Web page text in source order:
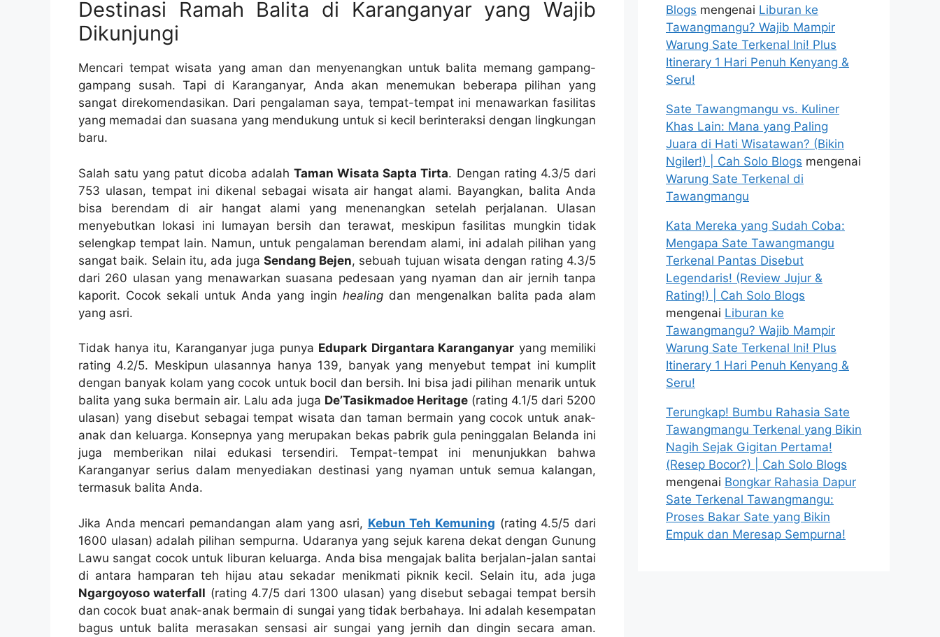
Destinasi Ramah Balita di Karanganyar yang Wajib
Dikunjungi
Mencari tempat wisata yang aman dan menyenangkan untuk balita memang gampang-
gampang susah. Tapi di Karanganyar, Anda akan menemukan beberapa pilihan yang
sangat direkomendasikan. Dari pengalaman saya, tempat-tempat ini menawarkan fasilitas
yang memadai dan suasana yang mendukung untuk si kecil berinteraksi dengan lingkungan
baru.
Salah satu yang patut dicoba adalah Taman Wisata Sapta Tirta. Dengan rating 4.3/5 dari
753 ulasan, tempat ini dikenal sebagai wisata air hangat alami. Bayangkan, balita Anda
bisa berendam di air hangat alami yang menenangkan setelah perjalanan. Ulasan
menyebutkan lokasi ini lumayan bersih dan terawat, meskipun fasilitas mungkin tidak
selengkap tempat lain. Namun, untuk pengalaman berendam alami, ini adalah pilihan yang
sangat baik. Selain itu, ada juga Sendang Bejen, sebuah tujuan wisata dengan rating 4.3/5
dari 260 ulasan yang menawarkan suasana pedesaan yang nyaman dan air jernih tanpa
kaporit. Cocok sekali untuk Anda yang ingin healingdan mengenalkan balita pada alam
yang asri.
Tidak hanya itu, Karanganyar juga punya Edupark Dirgantara Karanganyar yang memiliki
rating 4.2/5. Meskipun ulasannya hanya 139, banyak yang menyebut tempat ini kumplit
dengan banyak kolam yang cocok untuk bocil dan bersih. Ini bisa jadi pilihan menarik untuk
balita yang suka bermain air. Lalu ada juga De’Tasikmadoe Heritage(rating 4.1/5 dari 5200
ulasan) yang disebut sebagai tempat wisata dan taman bermain yang cocok untuk anak-
anak dan keluarga. Konsepnya yang merupakan bekas pabrik gula peninggalan Belanda ini
juga memberikan nilai edukasi tersendiri. Tempat-tempat ini menunjukkan bahwa
Karanganyar serius dalam menyediakan destinasi yang nyaman untuk semua kalangan,
termasuk balita Anda.
Jika Anda mencari pemandangan alam yang asri, Kebun Teh Kemuning (rating 4.5/5 dari
1600 ulasan) adalah pilihan sempurna. Udaranya yang sejuk karena dekat dengan Gunung
Lawu sangat cocok untuk liburan keluarga. Anda bisa mengajak balita berjalan-jalan santai
di antara hamparan teh hijau atau sekadar menikmati piknik kecil. Selain itu, ada juga
Ngargoyoso waterfall (rating 4.7/5 dari 1300 ulasan) yang disebut sebagai tempat bersih
dan cocok buat anak-anak bermain di sungai yang tidak berbahaya. Ini adalah kesempatan
bagus untuk balita merasakan sensasi air sungai yang jernih dan dingin secara aman.
Blogs mengenai Liburan ke
Tawangmangu? Wajib Mampir
Warung Sate Terkenal Ini! Plus
Itinerary 1 Hari Penuh Kenyang &
Seru!
Sate Tawangmangu vs. Kuliner
Khas Lain: Mana yang Paling
Juara di Hati Wisatawan? (Bikin
Ngiler!) | Cah Solo Blogs mengenai
Warung Sate Terkenal di
Tawangmangu
Kata Mereka yang Sudah Coba:
Mengapa Sate Tawangmangu
Terkenal Pantas Disebut
Legendaris! (Review Jujur &
Rating!) | Cah Solo Blogs
mengenai Liburan ke
Tawangmangu? Wajib Mampir
Warung Sate Terkenal Ini! Plus
Itinerary 1 Hari Penuh Kenyang &
Seru!
Terungkap! Bumbu Rahasia Sate
Tawangmangu Terkenal yang Bikin
Nagih Sejak Gigitan Pertama!
(Resep Bocor?) | Cah Solo Blogs
mengenai Bongkar Rahasia Dapur
Sate Terkenal Tawangmangu:
Proses Bakar Sate yang Bikin
Empuk dan Meresap Sempurna!